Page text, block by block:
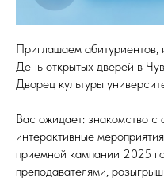
Приглашаем абитуриентов,
День открытых дверей в
Дворец культуры
Вас ожидает: знакомство с
интерактивные
приемной кампании 2025
преподавателями,